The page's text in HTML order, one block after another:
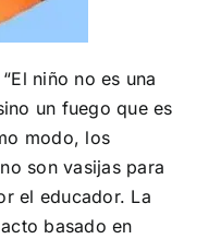
niño no es una
un fuego que es
modo, los
son vasijas para
el educador. La
basado en